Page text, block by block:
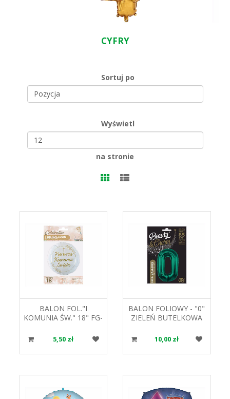
CYFRY
Sortuj po
Wyświetl
na stronie
BALON FOL."I
KOMUNIA ŚW." 18" FG-
5,50 zł
BALON FOLIOWY - "0"
ZIELEŃ BUTELKOWA
10,00 zł